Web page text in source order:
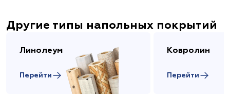
Другие типы напольных покрытий
Линолеум
Перейти
Ковролин
Перейти